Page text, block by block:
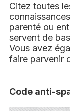
Citez toutes
parenté ou
servent de
Vous avez
faire parvenir
Code anti-